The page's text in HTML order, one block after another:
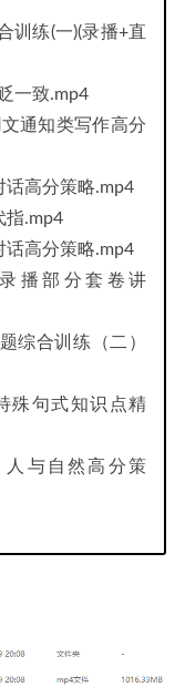
训练(一)(录播+直
一致.mp4
通知类写作高分
话高分策略.mp4
指.mp4
话高分策略.mp4
播部分套卷讲
综合训练（二）
殊句式知识点精
与自然高分策